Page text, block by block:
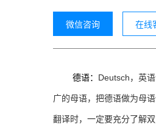
微信咨询 在线
德语： Deutsch ，英语
广的母语，把德语做为母
翻译时，一定要充分了解